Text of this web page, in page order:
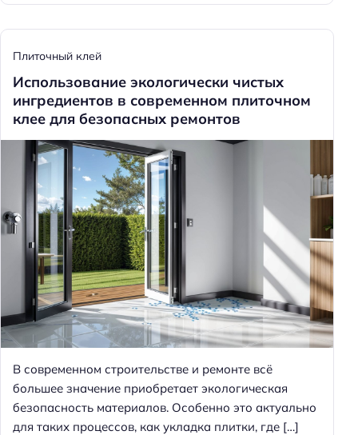
Плиточный клей
Использование экологически чистых
ингредиентов в современном плиточном
клее для безопасных ремонтов
В современном строительстве и ремонте всё
большее значение приобретает экологическая
безопасность материалов. Особенно это актуально
для таких процессов, как укладка плитки, где […]